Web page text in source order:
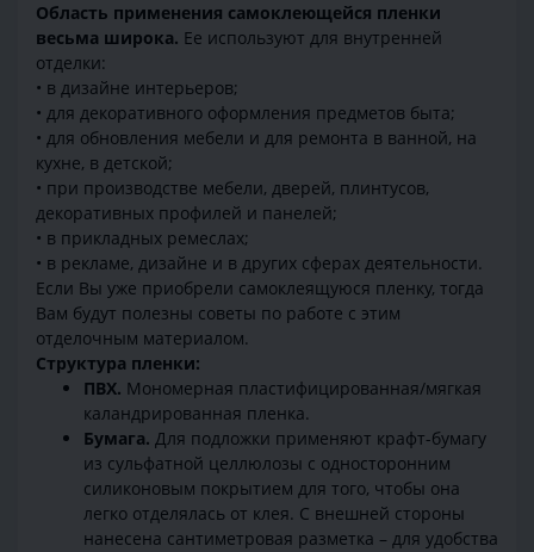
Область применения самоклеющейся пленки
весьма широка. Ее используют для внутренней
отделки:
• в дизайне интерьеров;
• для декоративного оформления предметов быта;
• для обновления мебели и для ремонта в ванной, на
кухне, в детской;
• при производстве мебели, дверей, плинтусов,
декоративных профилей и панелей;
• в прикладных ремеслах;
• в рекламе, дизайне и в других сферах деятельности.
Если Вы уже приобрели самоклеящуюся пленку, тогда
Вам будут полезны советы по работе с этим
отделочным материалом.
Структура пленки:
ПВХ. Мономерная пластифицированная/мягкая
каландрированная пленка.
Бумага. Для подложки применяют крафт-бумагу
из сульфатной целлюлозы с односторонним
силиконовым покрытием для того, чтобы она
легко отделялась от клея. С внешней стороны
нанесена сантиметровая разметка – для удобства